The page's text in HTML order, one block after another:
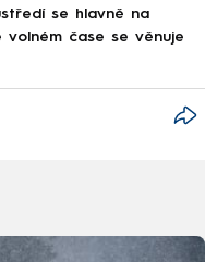
se hlavně na
volném čase se věnuje